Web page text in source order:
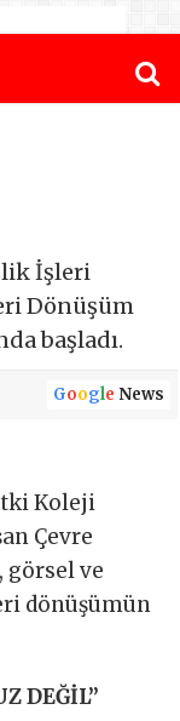
İşleri
Dönüşüm
başladı.
Google News
Koleji
Çevre
görsel ve
dönüşümün
DEĞİL’’